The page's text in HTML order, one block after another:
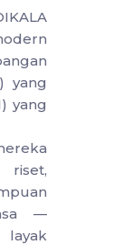
yang
yang
riset,
—
layak